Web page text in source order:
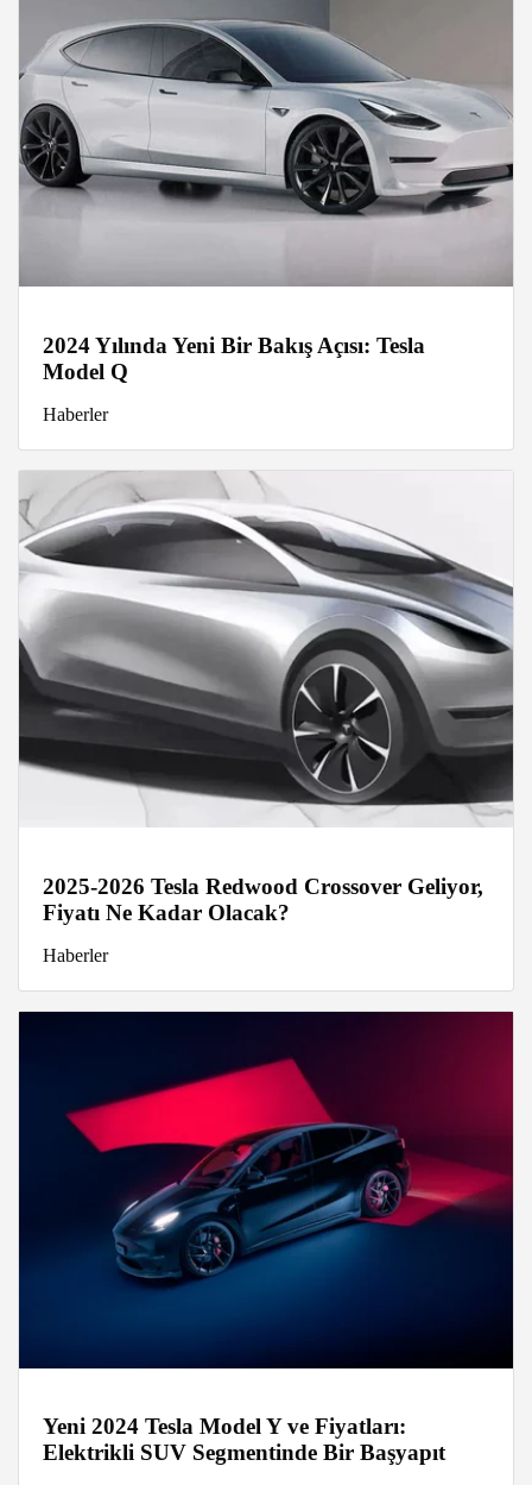
2024 Yılında Yeni Bir Bakış Açısı: Tesla
Model Q
Haberler
2025-2026 Tesla Redwood Crossover Geliyor,
Fiyatı Ne Kadar Olacak?
Haberler
Yeni 2024 Tesla Model Y ve Fiyatları:
Elektrikli SUV Segmentinde Bir Başyapıt